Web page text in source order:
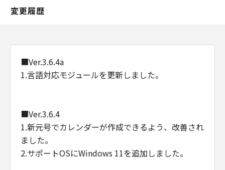
変更履歴
■Ver.3.6.4a
1.言語対応モジュールを更新しました。
■Ver.3.6.4
1.新元号でカレンダーが作成できるよう、改善され
ました。
2.サポートOSにWindows 11を追加しました。